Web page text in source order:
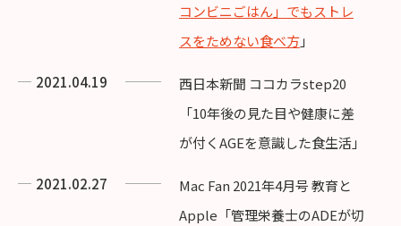
コンビニごはん」でもストレ
スをためない食べ方」
2021.04.19
西日本新聞 ココカラstep20
「10年後の見た目や健康に差
が付くAGEを意識した食生活」
2021.02.27
Mac Fan 2021年4月号 教育と
Apple「管理栄養士のADEが切